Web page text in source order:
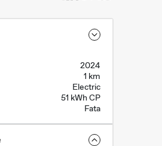
2024
1 km
Electric
51 kWh CP
Fata